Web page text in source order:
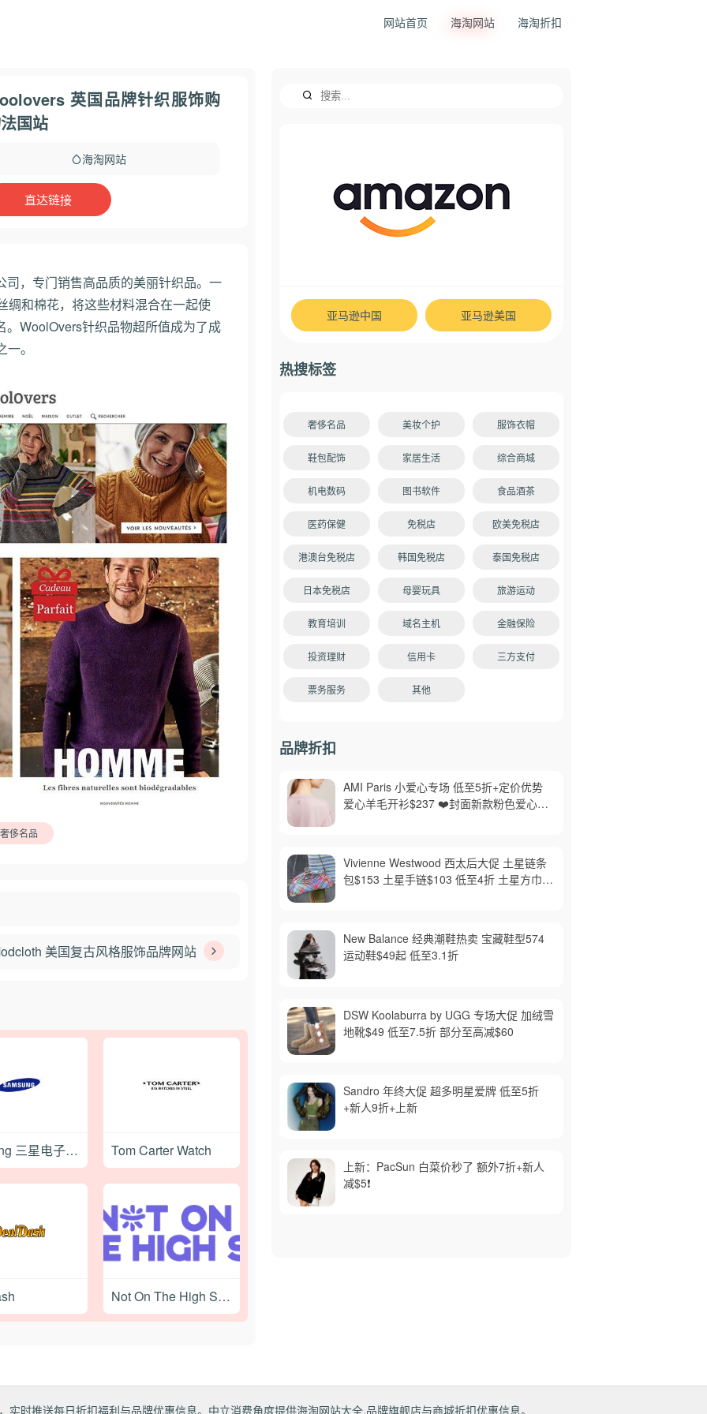
网站首页 海淘网站 海淘折扣
英国品牌针织服饰购
国站
海淘网站
直达链接
，专门销售高品质的美丽针织品。一
绸和棉花，将这些材料混合在一起使
WoolOvers针织品物超所值成为了成
。
奢侈名品
美国复古风格服饰品牌网站
Samsung 三星电子官方购物商店 Tom Carter Watch
Not On The High Street
亚马逊中国 亚马逊美国
热搜标签
奢侈名品 美妆个护 服饰衣帽
鞋包配饰 家居生活 综合商城
机电数码 图书软件 食品酒茶
医药保健 免税店 欧美免税店
港澳台免税店 韩国免税店 泰国免税店
日本免税店 母婴玩具 旅游运动
教育培训 域名主机 金融保险
投资理财 信用卡 三方支付
票务服务 其他
品牌折扣
AMI Paris 小爱心专场 低至5折+定价优势
爱心羊毛开衫$237 ❤️封面新款粉色爱心T
Vivienne Westwood 西太后大促 土星链条
包$153 土星手链$103 低至4折 土星方巾
New Balance 经典潮鞋热卖 宝藏鞋型574
运动鞋$49起 低至3.1折
DSW Koolaburra by UGG 专场大促 加绒雪
地靴$49 低至7.5折 部分至高减$60
Sandro 年终大促 超多明星爱牌 低至5折
+新人9折+上新
上新：PacSun 白菜价秒了 额外7折+新人
减$5❗️
实时推送每日折扣福利与品牌优惠信息。中立消费角度提供海淘网站大全,品牌旗舰店与商城折扣优惠信息。